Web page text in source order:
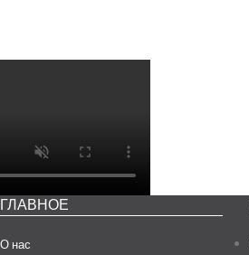
ГЛАВНОЕ
О нас